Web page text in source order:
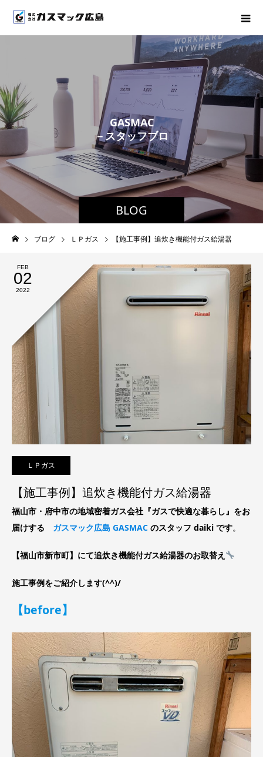
BLOG
GASMAC
ス タッフブログ－
ブログ ＬＰガス 【施工事例】追炊き機能付ガス給湯器
FEB
02
2022
ＬＰガス
【施工事例】追炊き機能付ガス給湯器
福山市・府中市の地域密着ガス会社『ガスで快適な暮らし』をお
届けする ガスマック広島 GASMAC のスタッフ daiki です。
【福山市新市町】にて追炊き機能付ガス給湯器のお取替え
施工事例をご紹介します(^^)/
【before】